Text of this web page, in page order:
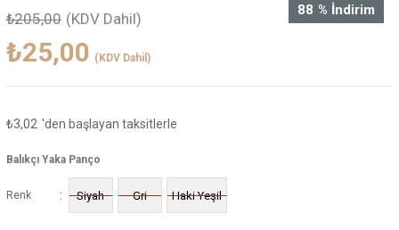
%
88 İndirim
₺205,00 (KDV Dahil)
₺25,00 (KDV Dahil)
₺3,02 'den başlayan taksitlerle
Balıkçı Yaka Panço
Renk : Siyah Gri Haki Yeşil